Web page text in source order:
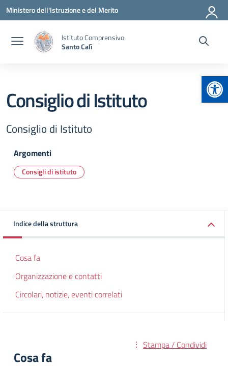
Vai ai contenuti
Vai al menu di navigazione
Vai al footer
Ministero dell'Istruzione e del Merito
Istituto Comprensivo
Santo Calì
Consiglio di Istituto
Consiglio di Istituto
Argomenti
Consigli di istituto
Indice della struttura
Cosa fa
Organizzazione e contatti
Circolari, notizie, eventi correlati
Stampa / Condividi
Cosa fa